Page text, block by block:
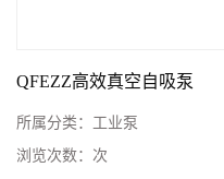
QFEZZ高效真空自吸泵
所属分类： 工业泵
浏览次数： 次